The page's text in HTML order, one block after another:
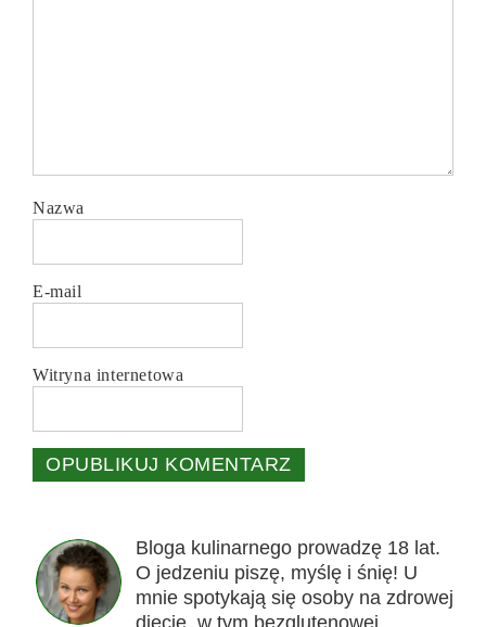
Nazwa
E-mail
Witryna internetowa
Bloga kulinarnego prowadzę 18 lat.
O jedzeniu piszę, myślę i śnię! U
mnie spotykają się osoby na zdrowej
diecie, w tym bezglutenowej,